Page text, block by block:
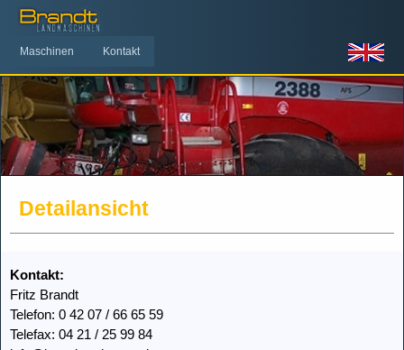
Maschinen Kontakt
Detailansicht
Kontakt:
Fritz Brandt
Telefon: 0 42 07 / 66 65 59
Telefax: 04 21 / 25 99 84